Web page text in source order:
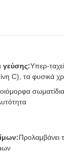
γεύσης:Υπερ-
C), τα φυσικά
Προλαμβάνει